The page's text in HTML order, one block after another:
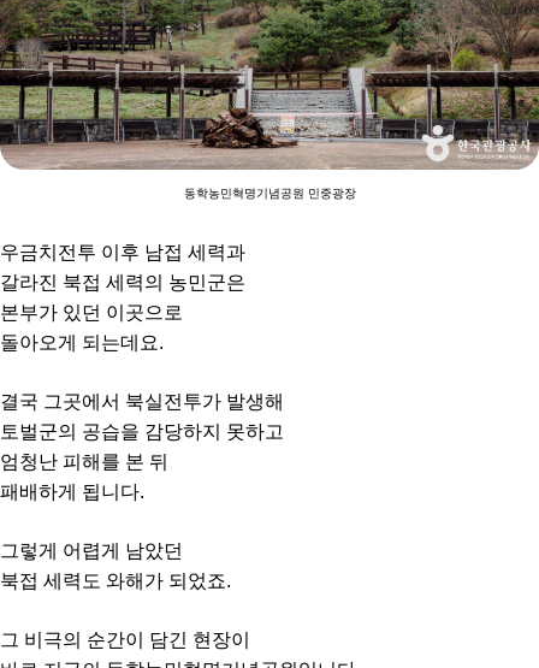
동학농민혁명기념공원 민중광장
우금치전투 이후 남접 세력과
갈라진 북접 세력의 농민군은
본부가 있던 이곳으로
돌아오게 되는데요.
결국 그곳에서 북실전투가 발생해
토벌군의 공습을 감당하지 못하고
엄청난 피해를 본 뒤
패배하게 됩니다.
그렇게 어렵게 남았던
북접 세력도 와해가 되었죠.
그 비극의 순간이 담긴 현장이